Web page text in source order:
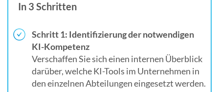
In 3 Schritten
Schritt 1: Identifizierung der notwendigen
KI-Kompetenz
Verschaffen Sie sich einen internen Überblick
darüber, welche KI-Tools im Unternehmen in
den einzelnen Abteilungen eingesetzt werden.